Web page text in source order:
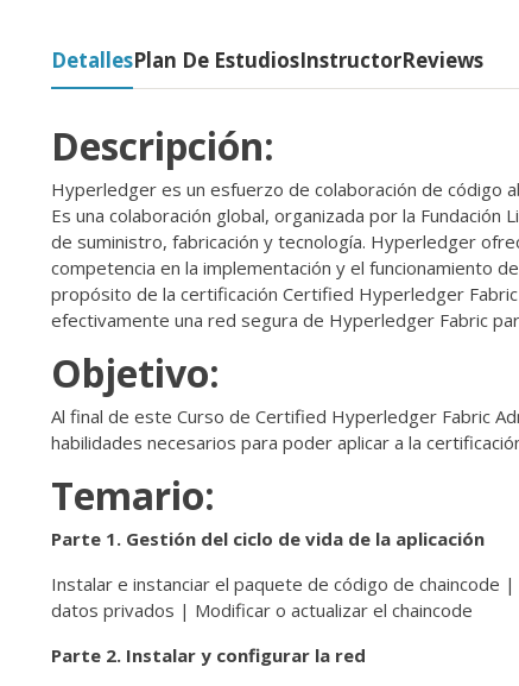
DetallesPlan De EstudiosInstructorReviews
Descripción:
Hyperledger es un esfuerzo de colaboración de código
Es una colaboración global, organizada por la
de suministro, fabricación y tecnología. Hyperledger
competencia en la implementación y el funcionamiento
propósito de la certificación Certified Hyperledger
efectivamente una red segura de Hyperledger Fabric
Objetivo:
Al final de este Curso de Certified Hyperledger Fabric
habilidades necesarios para poder aplicar a la
Temario:
Parte 1. Gestión del ciclo de vida de la aplicación
Instalar e instanciar el paquete de código de chaincode
datos privados | Modificar o actualizar el chaincode
Parte 2. Instalar y configurar la red